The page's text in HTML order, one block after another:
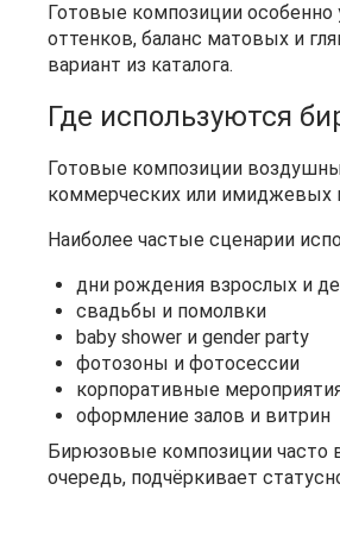
Готовые композиции
оттенков, баланс матовых и
вариант из каталога.
Где используются
Готовые композиции
коммерческих или имиджевых
Наиболее частые сценарии
дни рождения взрослых и
свадьбы и помолвки
baby shower и gender party
фотозоны и фотосессии
корпоративные
оформление залов и витрин
Бирюзовые композиции часто
очередь, подчёркивает